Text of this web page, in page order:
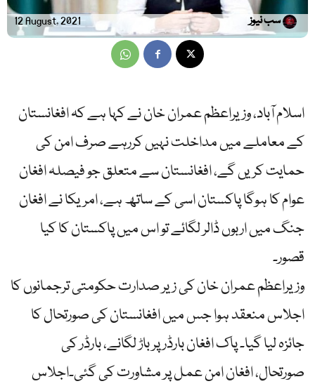
12 August, 2021 سب نیوز
اسلام آباد، وزیراعظم عمران خان نے کہا ہے کہ افغانستان
کے معاملے میں مداخلت نہیں کررہے صرف امن کی
حمایت کریں گے، افغانستان سے متعلق جو فیصلہ افغان
عوام کا ہوگا پاکستان اسی کے ساتھ ہے، امریکا نے افغان
جنگ میں اربوں ڈالر لگائے تو اس میں پاکستان کا کیا
قصور۔
وزیراعظم عمران خان کی زیر صدارت حکومتی ترجمانوں کا
اجلاس منعقد ہوا جس میں افغانستان کی صورتحال کا
جائزہ لیا گیا۔ پاک افغان بارڈر پر باڑ لگانے، بارڈر کی
صورتحال، افغان امن عمل پر مشاورت کی گئی۔اجلاس